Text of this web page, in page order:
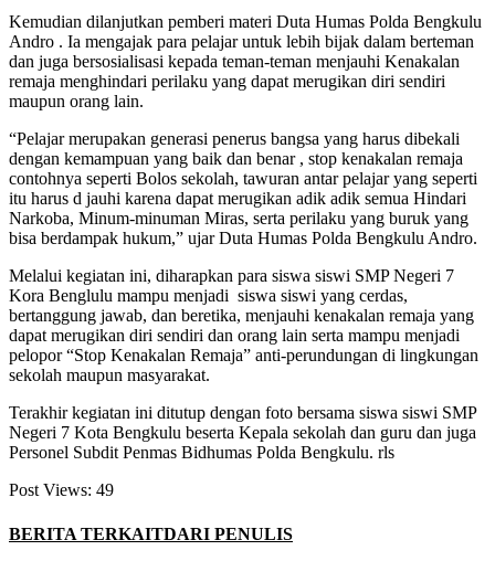
Kemudian dilanjutkan pemberi materi Duta Humas Polda Bengkulu
Andro . Ia mengajak para pelajar untuk lebih bijak dalam berteman
dan juga bersosialisasi kepada teman-teman menjauhi Kenakalan
remaja menghindari perilaku yang dapat merugikan diri sendiri
maupun orang lain.
“Pelajar merupakan generasi penerus bangsa yang harus dibekali
dengan kemampuan yang baik dan benar , stop kenakalan remaja
contohnya seperti Bolos sekolah, tawuran antar pelajar yang seperti
itu harus d jauhi karena dapat merugikan adik adik semua Hindari
Narkoba, Minum-minuman Miras, serta perilaku yang buruk yang
bisa berdampak hukum,” ujar Duta Humas Polda Bengkulu Andro.
Melalui kegiatan ini, diharapkan para siswa siswi SMP Negeri 7
Kora Benglulu mampu menjadi siswa siswi yang cerdas,
bertanggung jawab, dan beretika, menjauhi kenakalan remaja yang
dapat merugikan diri sendiri dan orang lain serta mampu menjadi
pelopor “Stop Kenakalan Remaja” anti-perundungan di lingkungan
sekolah maupun masyarakat.
Terakhir kegiatan ini ditutup dengan foto bersama siswa siswi SMP
Negeri 7 Kota Bengkulu beserta Kepala sekolah dan guru dan juga
Personel Subdit Penmas Bidhumas Polda Bengkulu. rls
Post Views: 49
BERITA TERKAITDARI PENULIS